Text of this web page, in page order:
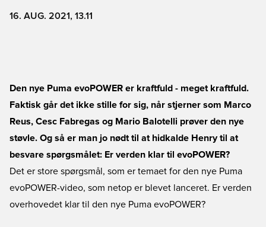
16. AUG. 2021, 13.11
Den nye Puma evoPOWER er kraftfuld - meget kraftfuld.
Faktisk går det ikke stille for sig, når stjerner som Marco
Reus, Cesc Fabregas og Mario Balotelli prøver den nye
støvle. Og så er man jo nødt til at hidkalde Henry til at
besvare spørgsmålet: Er verden klar til evoPOWER?
Det er store spørgsmål, som er temaet for den nye Puma
evoPOWER-video, som netop er blevet lanceret. Er verden
overhovedet klar til den nye Puma evoPOWER?